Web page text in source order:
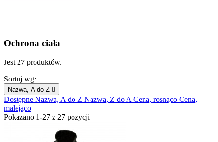
Ochrona ciała
Jest 27 produktów.
Sortuj wg:
Nazwa, A do Z 
Dostępne Nazwa, A do Z Nazwa, Z do A Cena, rosnąco Cena,
malejąco
Pokazano 1-27 z 27 pozycji